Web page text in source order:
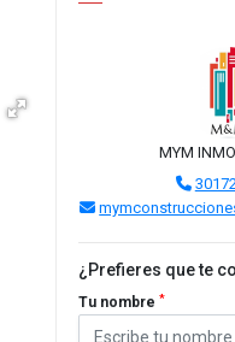
MYM
¿Prefieres que te
Tu nombre *